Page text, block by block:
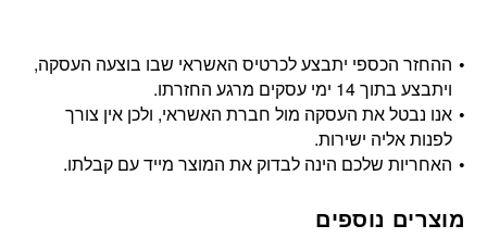
ההחזר הכספי יתבצע לכרטיס האשראי שבו בוצעה העסקה,
ויתבצע בתוך 14 ימי עסקים מרגע החזרתו.
אנו נבטל את העסקה מול חברת האשראי, ולכן אין צורך
לפנות אליה ישירות.
האחריות שלכם הינה לבדוק את המוצר מייד עם קבלתו.
מוצרים נוספים